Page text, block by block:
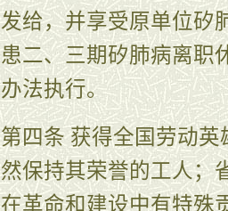
发给，并享受原单位矽
患二、三期矽肺病离职
办法执行。
第四条 获得全国劳动
然保持其荣誉的工人；
在革命和建设中有特殊